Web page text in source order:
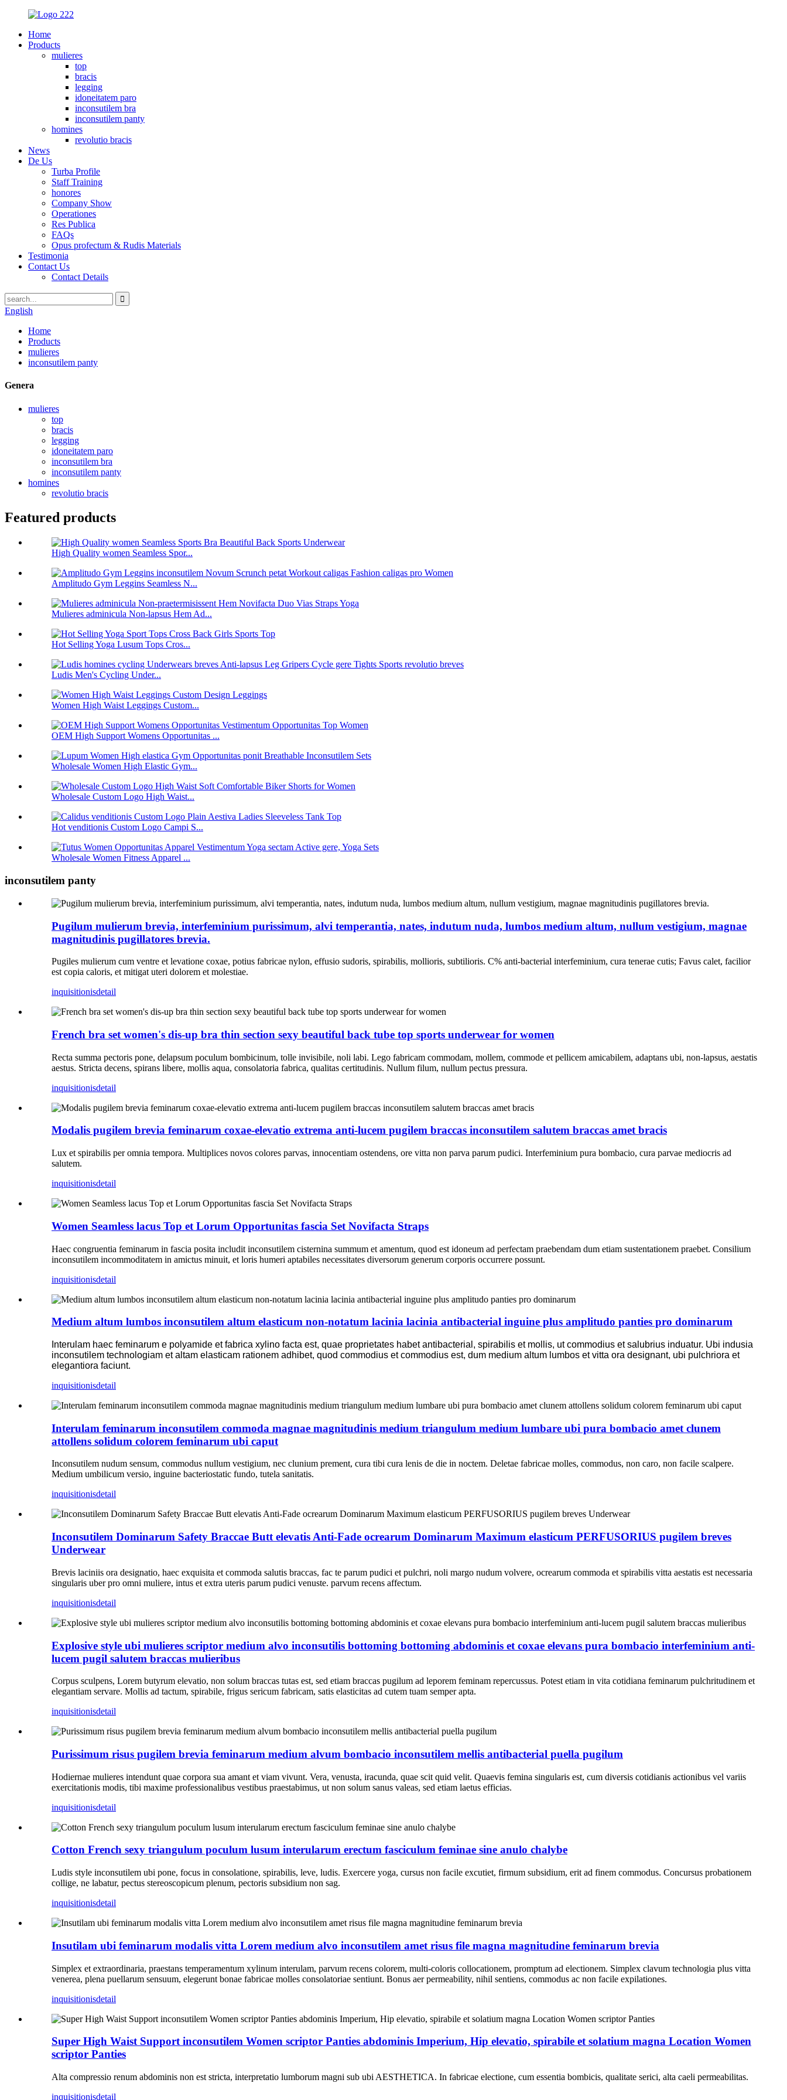
Home
Products
mulieres
top
bracis
legging
idoneitatem paro
inconsutilem bra
inconsutilem panty
homines
revolutio bracis
News
De Us
Turba Profile
Staff Training
honores
Company Show
Operationes
Res Publica
FAQs
Opus profectum & Rudis Materials
Testimonia
Contact Us
Contact Details
English
Home
Products
mulieres
inconsutilem panty
Genera
mulieres
top
bracis
legging
idoneitatem paro
inconsutilem bra
inconsutilem panty
homines
revolutio bracis
Featured products
High Quality women Seamless Spor...
Amplitudo Gym Leggins Seamless N...
Mulieres adminicula Non-lapsus Hem Ad...
Hot Selling Yoga Lusum Tops Cros...
Ludis Men's Cycling Under...
Women High Waist Leggings Custom...
OEM High Support Womens Opportunitas ...
Wholesale Women High Elastic Gym...
Wholesale Custom Logo High Waist...
Hot venditionis Custom Logo Campi S...
Wholesale Women Fitness Apparel ...
inconsutilem panty
Pugilum mulierum brevia, interfeminium purissimum, alvi temperantia, nates, indutum nuda, lumbos medium altum, nullum vestigium, magnae
magnitudinis pugillatores brevia.
Pugiles mulierum cum ventre et levatione coxae, potius fabricae nylon, effusio sudoris, spirabilis, mollioris, subtilioris. C% anti-bacterial interfeminium, cura tenerae cutis; Favus calet, facilior
est copia caloris, et mitigat uteri dolorem et molestiae.
inquisitionisdetail
French bra set women's dis-up bra thin section sexy beautiful back tube top sports underwear for women
Recta summa pectoris pone, delapsum poculum bombicinum, tolle invisibile, noli labi. Lego fabricam commodam, mollem, commode et pellicem amicabilem, adaptans ubi, non-lapsus, aestatis
aestus. Stricta decens, spirans libere, mollis aqua, consolatoria fabrica, qualitas certitudinis. Nullum filum, nullum pectus pressura.
inquisitionisdetail
Modalis pugilem brevia feminarum coxae-elevatio extrema anti-lucem pugilem braccas inconsutilem salutem braccas amet bracis
Lux et spirabilis per omnia tempora. Multiplices novos colores parvas, innocentiam ostendens, ore vitta non parva parum pudici. Interfeminium pura bombacio, cura parvae mediocris ad
salutem.
inquisitionisdetail
Women Seamless lacus Top et Lorum Opportunitas fascia Set Novifacta Straps
Haec congruentia feminarum in fascia posita includit inconsutilem cisternina summum et amentum, quod est idoneum ad perfectam praebendam dum etiam sustentationem praebet. Consilium
inconsutilem incommoditatem in amictus minuit, et loris humeri aptabiles necessitates diversorum generum corporis occurrere possunt.
inquisitionisdetail
Medium altum lumbos inconsutilem altum elasticum non-notatum lacinia lacinia antibacterial inguine plus amplitudo panties pro dominarum
Interulam haec feminarum e polyamide et fabrica xylino facta est, quae proprietates habet antibacterial, spirabilis et mollis, ut commodius et salubrius induatur. Ubi indusia
inconsutilem technologiam et altam elasticam rationem adhibet, quod commodius et commodius est, dum medium altum lumbos et vitta ora designant, ubi pulchriora et
elegantiora faciunt.
inquisitionisdetail
Interulam feminarum inconsutilem commoda magnae magnitudinis medium triangulum medium lumbare ubi pura bombacio amet clunem
attollens solidum colorem feminarum ubi caput
Inconsutilem nudum sensum, commodus nullum vestigium, nec clunium prement, cura tibi cura lenis de die in noctem. Deletae fabricae molles, commodus, non caro, non facile scalpere.
Medium umbilicum versio, inguine bacteriostatic fundo, tutela sanitatis.
inquisitionisdetail
Inconsutilem Dominarum Safety Braccae Butt elevatis Anti-Fade ocrearum Dominarum Maximum elasticum PERFUSORIUS pugilem breves
Underwear
Brevis laciniis ora designatio, haec exquisita et commoda salutis braccas, fac te parum pudici et pulchri, noli margo nudum volvere, ocrearum commoda et spirabilis vitta aestatis est necessaria
singularis uber pro omni muliere, intus et extra uteris parum pudici venuste. parvum recens affectum.
inquisitionisdetail
Explosive style ubi mulieres scriptor medium alvo inconsutilis bottoming bottoming abdominis et coxae elevans pura bombacio interfeminium anti-
lucem pugil salutem braccas mulieribus
Corpus sculpens, Lorem butyrum elevatio, non solum braccas tutas est, sed etiam braccas pugilum ad leporem feminam repercussus. Potest etiam in vita cotidiana feminarum pulchritudinem et
elegantiam servare. Mollis ad tactum, spirabile, frigus sericum fabricam, satis elasticitas ad cutem tuam semper apta.
inquisitionisdetail
Purissimum risus pugilem brevia feminarum medium alvum bombacio inconsutilem mellis antibacterial puella pugilum
Hodiernae mulieres intendunt quae corpora sua amant et viam vivunt. Vera, venusta, iracunda, quae scit quid velit. Quaevis femina singularis est, cum diversis cotidianis actionibus vel variis
exercitationis modis, tibi maxime professionalibus vestibus praestabimus, ut non solum sanus valeas, sed etiam laetus efficias.
inquisitionisdetail
Cotton French sexy triangulum poculum lusum interularum erectum fasciculum feminae sine anulo chalybe
Ludis style inconsutilem ubi pone, focus in consolatione, spirabilis, leve, ludis. Exercere yoga, cursus non facile excutiet, firmum subsidium, erit ad finem commodus. Concursus probationem
collige, ne labatur, pectus stereoscopicum plenum, pectoris subsidium non sag.
inquisitionisdetail
Insutilam ubi feminarum modalis vitta Lorem medium alvo inconsutilem amet risus file magna magnitudine feminarum brevia
Simplex et extraordinaria, praestans temperamentum xylinum interulam, parvum recens colorem, multi-coloris collocationem, promptum ad electionem. Simplex clavum technologia plus vitta
venerea, plena puellarum sensuum, elegerunt bonae fabricae molles consolatoriae sentiunt. Bonus aer permeability, nihil sentiens, commodus ac non facile expilationes.
inquisitionisdetail
Super High Waist Support inconsutilem Women scriptor Panties abdominis Imperium, Hip elevatio, spirabile et solatium magna Location Women
scriptor Panties
Alta compressio renum abdominis non est stricta, interpretatio lumborum magni sub ubi AESTHETICA. In fabricae electione, cum essentia bombicis, qualitate serici, alta caeli permeabilitas.
inquisitionisdetail